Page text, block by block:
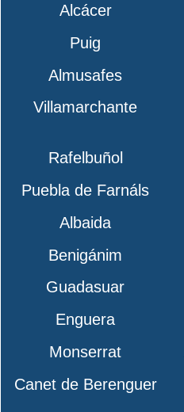
Alcácer
Puig
Almusafes
Villamarchante
Rafelbuñol
Puebla de Farnáls
Albaida
Benigánim
Guadasuar
Enguera
Monserrat
Canet de Berenguer